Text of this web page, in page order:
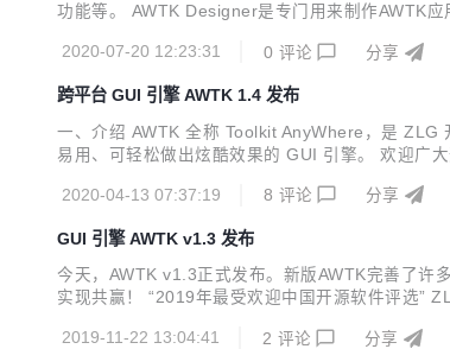
功能等。 AWTK Designer是专门用来制作AWTK
布。在这个...
2020-07-20 12:23:31 0 评论 分享
跨平台 GUI 引擎 AWTK 1.4 发布
一、介绍 AWTK 全称 Toolkit AnyWhere，是 ZLG
易用、可轻松做出炫酷效果的 GUI 引擎。 欢迎广
2020-04-13 07:37:19
8 评论 分享
GUI 引擎 AWTK v1.3 发布
今天，AWTK v1.3正式发布。新版AWTK完善了许
实现共赢！ “2019年最受欢迎中国开源软件评选”
2019-11-22 13:04:41
2 评论 分享